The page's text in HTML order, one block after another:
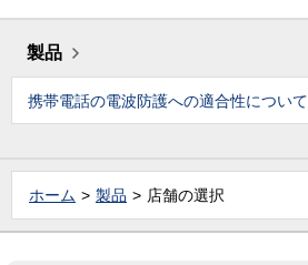
製品
携帯電話の電波防護への適合性について
ホーム 製品 店舗の選択